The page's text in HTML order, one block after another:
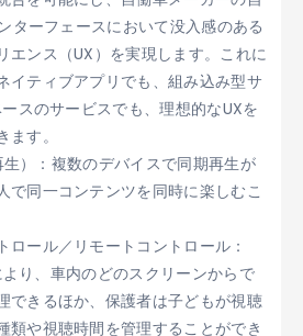
ターフェースにおいて没入感のある
エンス（UX）を実現します。これに
イティブアプリでも、組み込み型サ
スのサービスでも、理想的なUXを
す。
）：複数のデバイスで同期再生が
で同一コンテンツを同時に楽しむこ
ロール／リモートコントロール：
り、車内のどのスクリーンからで
できるほか、保護者は子どもが視聴
類や視聴時間を管理することができ